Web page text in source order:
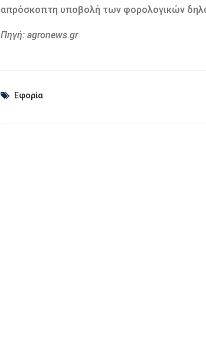
απρόσκοπτη υποβολή των φορολογικών
Πηγή: agronews.gr
Εφορία